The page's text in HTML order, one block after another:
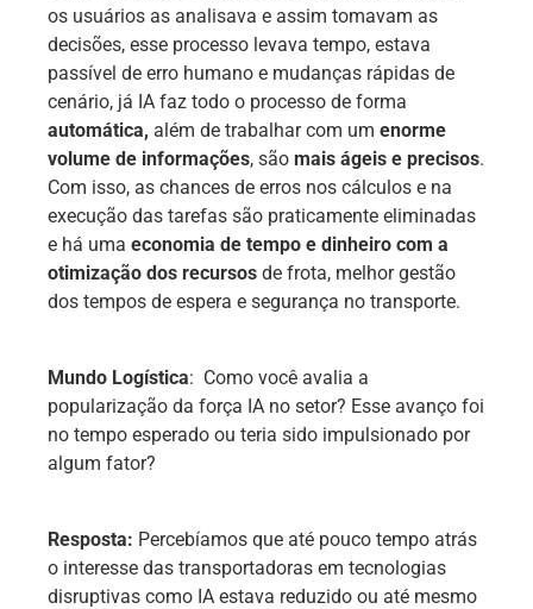
os usuários as analisava e assim tomavam as
decisões, esse processo levava tempo, estava
passível de erro humano e mudanças rápidas de
cenário, já IA faz todo o processo de forma
automática, além de trabalhar com um enorme
volume de informações, são mais ágeis e precisos.
Com isso, as chances de erros nos cálculos e na
execução das tarefas são praticamente eliminadas
e há uma economia de tempo e dinheiro com a
otimização dos recursos de frota, melhor gestão
dos tempos de espera e segurança no transporte.
Mundo Logística: Como você avalia a
popularização da força IA no setor? Esse avanço foi
no tempo esperado ou teria sido impulsionado por
algum fator?
Resposta: Percebíamos que até pouco tempo atrás
o interesse das transportadoras em tecnologias
disruptivas como IA estava reduzido ou até mesmo